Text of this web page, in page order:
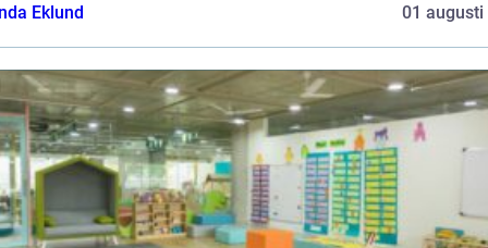
Eklund
01 augusti